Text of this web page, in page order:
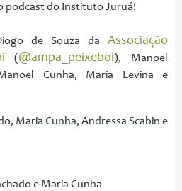
podcast do Instituto Juruá!
de Souza da Associação
(@ampa_peixeboi), Manoel
Cunha, Maria Levina e
Maria Cunha, Andressa Scabin e
e Maria Cunha